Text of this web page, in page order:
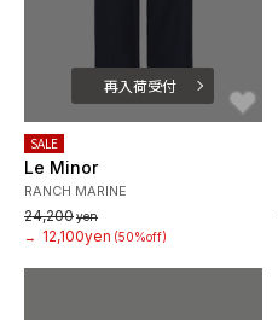
再入荷受付
SALE
Le Minor
RANCH MARINE
24,200yen
→
12,100yen (50%off)